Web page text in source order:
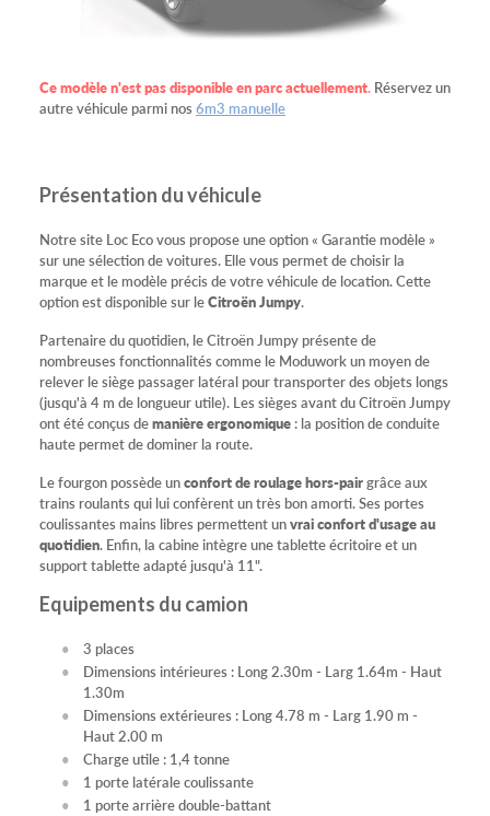
Ce modèle n'est pas disponible en parc actuellement. Réservez un
autre véhicule parmi nos 6m3 manuelle
Présentation du véhicule
Notre site Loc Eco vous propose une option « Garantie modèle »
sur une sélection de voitures. Elle vous permet de choisir la
marque et le modèle précis de votre véhicule de location. Cette
option est disponible sur leCitroën Jumpy.
Partenaire du quotidien, le Citroën Jumpy présente de
nombreuses fonctionnalités comme le Moduwork un moyen de
relever le siège passager latéral pour transporter des objets longs
(jusqu'à 4 m de longueur utile). Les sièges avant du Citroën Jumpy
ont été conçus demanière ergonomique : la position de conduite
haute permet de dominer la route.
Le fourgon possède unconfort de roulage hors-pairgrâce aux
trains roulants qui lui confèrent un très bon amorti. Ses portes
coulissantes mains libres permettent unvrai confort d'usage au
quotidien. Enfin, la cabine intègre une tablette écritoire et un
support tablette adapté jusqu'à 11".
Equipements du camion
3 places
Dimensions intérieures : Long 2.30m - Larg 1.64m - Haut
1.30m
Dimensions extérieures : Long 4.78 m - Larg 1.90 m -
Haut 2.00 m
Charge utile : 1,4 tonne
1 porte latérale coulissante
1 porte arrière double-battant